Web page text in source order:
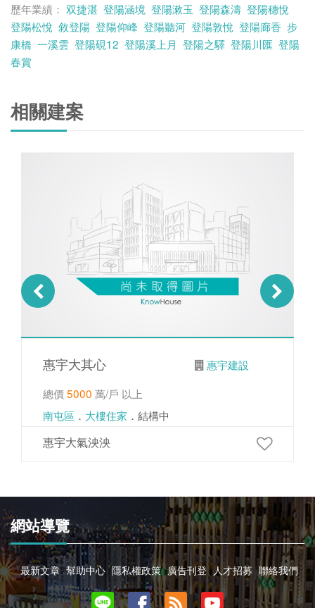
歷年業績： 双捷湛 登陽涵境 登陽漱玉 登陽森濤 登陽穗悅
登陽松悅 敘登陽 登陽仰峰 登陽聽河 登陽敦悅 登陽廊香 步
康橋 一溪雲 登陽硯12 登陽溪上月 登陽之驛 登陽川匯 登陽
春賞
相關建案
惠宇大其心
惠宇建設
總價5000 萬/戶 以上
南屯區 ． 大樓住家 ．結構中
惠宇大氣泱泱
網站導覽
最新文章 幫助中心 隱私權政策 廣告刊登 人才招募 聯絡我們